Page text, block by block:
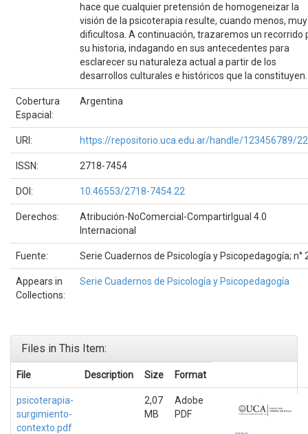
hace que cualquier pretensión de homogeneizar la
visión de la psicoterapia resulte, cuando menos, muy
dificultosa. A continuación, trazaremos un recorrido
su historia, indagando en sus antecedentes para
esclarecer su naturaleza actual a partir de los
desarrollos culturales e históricos que la constituyen.
Cobertura
Espacial:
Argentina
URI: https://repositorio.uca.edu.ar/handle/123456789/
ISSN: 2718-7454
DOI: 10.46553/2718-7454.22
Derechos:
Atribución-NoComercial-CompartirIgual 4.0
Internacional
Fuente: Serie Cuadernos de Psicología y Psicopedagogía; n°
Appears in
Collections:
Serie Cuadernos de Psicología y Psicopedagogía
Files in This Item:
File Description Size Format
psicoterapia-
surgimiento-
contexto.pdf
2,07
MB
Adobe
PDF